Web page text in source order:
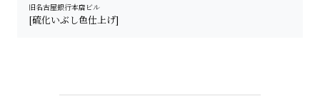
旧名古屋銀行本店ビル
[硫化いぶし色仕上げ]